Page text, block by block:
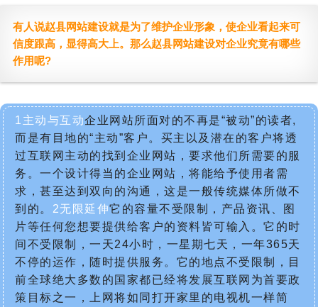
有人说赵县网站建设就是为了维护企业形象，使企业看起来可
信度跟高，显得高大上。那么赵县网站建设对企业究竟有哪些
作用呢?
1主动与互动企业网站所面对的不再是“被动”的读者,
而是有目地的“主动”客户。买主以及潜在的客户将透
过互联网主动的找到企业网站，要求他们所需要的服
务。一个设计得当的企业网站，将能给予使用者需
求，甚至达到双向的沟通，这是一般传统媒体所做不
到的。 2无限延伸它的容量不受限制，产品资讯、图
片等任何您想要提供给客户的资料皆可输入。它的时
间不受限制，一天24小时，一星期七天，一年365天
不停的运作，随时提供服务。它的地点不受限制，目
前全球绝大多数的国家都已经将发展互联网为首要政
策目标之一，上网将如同打开家里的电视机一样简